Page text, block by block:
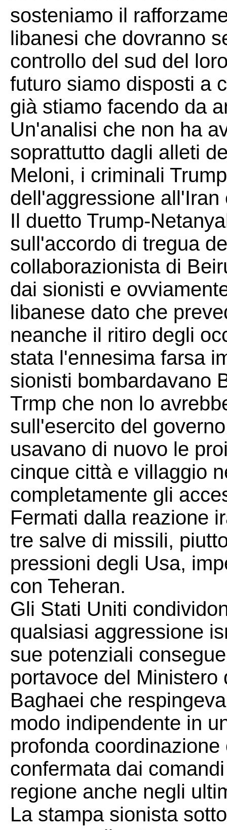
sosteniamo il
libanesi che dovranno
controllo del sud del
futuro siamo disposti a
già stiamo facendo da
Un'analisi che non ha
soprattutto dagli alleti
Meloni, i criminali
dell'aggressione
Il duetto Trump-
sull'accordo di tregua
collaborazionista di
dai sionisti e
libanese dato che
neanche il ritiro degli
stata l'ennesima farsa
sionisti bombardavano
Trmp che non lo
sull'esercito del
usavano di nuovo le
cinque città e villaggio
completamente gli
Fermati dalla reazione
tre salve di missili,
pressioni degli Usa,
con Teheran.
Gli Stati Uniti
qualsiasi aggressione
sue potenziali
portavoce del
Baghaei che
modo indipendente in
profonda
confermata dai
regione anche negli
La stampa sionista